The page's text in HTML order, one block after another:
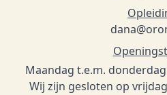
Maandag t.e.m.
Wij zijn gesloten op